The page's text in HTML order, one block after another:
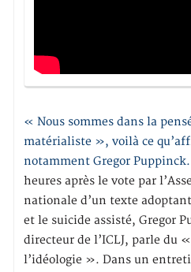
« Nous sommes dans la
matérialiste », voilà ce
notamment Gregor Puppinck.
heures après le vote par
nationale d’un texte
et le suicide assisté, Gregor
directeur de l’ICLJ, parle du
l’idéologie ». Dans un